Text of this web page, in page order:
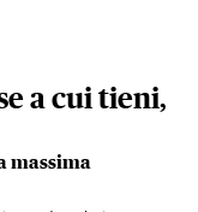
a cui tieni,
massima